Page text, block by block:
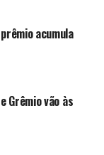
no sistema
de sua
mandados de
com auxílio da
partir das
acumula
Grêmio vão às